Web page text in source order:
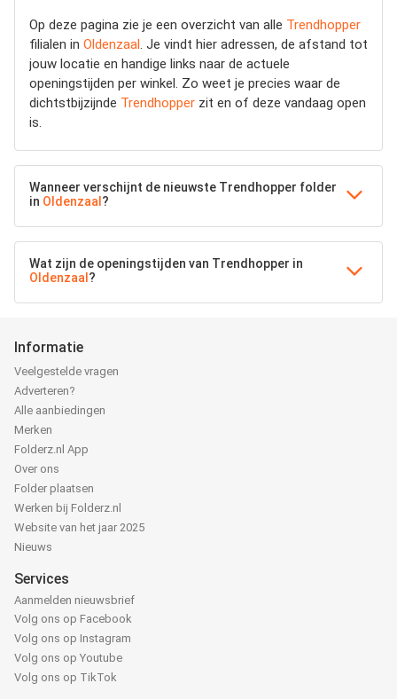
Op deze pagina zie je een overzicht van alle Trendhopper
filialen in Oldenzaal. Je vindt hier adressen, de afstand tot
jouw locatie en handige links naar de actuele
openingstijden per winkel. Zo weet je precies waar de
dichtstbijzijnde Trendhopper zit en of deze vandaag open
is.
Wanneer verschijnt de nieuwste Trendhopper folder
in Oldenzaal ?
Wat zijn de openingstijden van Trendhopper in
Oldenzaal ?
Informatie
Veelgestelde vragen
Adverteren?
Alle aanbiedingen
Merken
Folderz.nl App
Over ons
Folder plaatsen
Werken bij Folderz.nl
Website van het jaar 2025
Nieuws
Services
Aanmelden nieuwsbrief
Volg ons op Facebook
Volg ons op Instagram
Volg ons op Youtube
Volg ons op TikTok